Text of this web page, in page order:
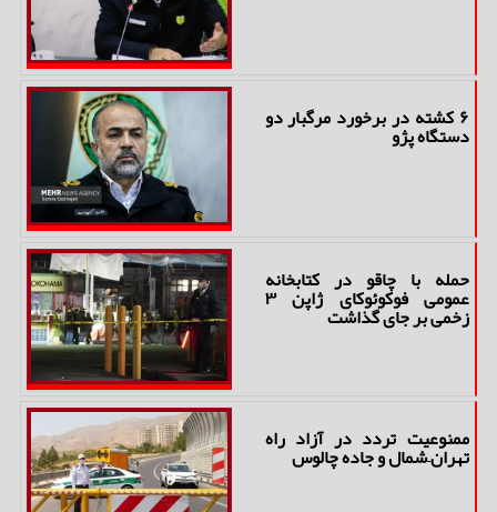
۶ کشته در برخورد مرگبار دو
دستگاه پژو
حمله با چاقو در کتابخانه
عمومی فوکوئوکای ژاپن ۳
زخمی بر جای گذاشت
ممنوعیت تردد در آزاد راه
تهران–شمال و جاده چالوس